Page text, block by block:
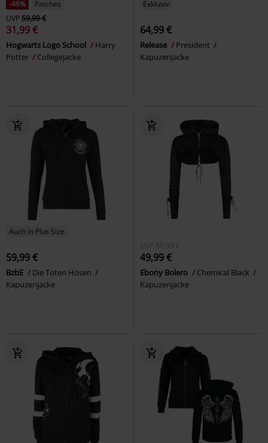
-46%
Patches
UVP59,99 €
31,99 €
Hogwarts Logo School
Harry
Potter
Collegejacke
Exklusiv
64,99 €
Release
President
Kapuzenjacke
Auch in Plus Size
59,99 €
BzbE
Die Toten Hosen
Kapuzenjacke
UVP 50,99 €
49,99 €
Ebony Bolero
Chemical Black
Kapuzenjacke